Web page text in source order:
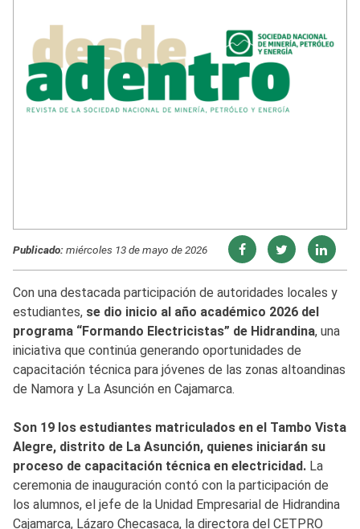
Publicado:miércoles 13 de mayo de 2026
Con una destacada participación de autoridades locales y
estudiantes, se dio inicio al año académico 2026 del
programa “Formando Electricistas” de Hidrandina, una
iniciativa que continúa generando oportunidades de
capacitación técnica para jóvenes de las zonas altoandinas
de Namora y La Asunción en Cajamarca.
Son 19 los estudiantes matriculados en el Tambo Vista
Alegre, distrito de La Asunción, quienes iniciarán su
proceso de capacitación técnica en electricidad. La
ceremonia de inauguración contó con la participación de
los alumnos, el jefe de la Unidad Empresarial de Hidrandina
Cajamarca, Lázaro Checasaca, la directora del CETPRO